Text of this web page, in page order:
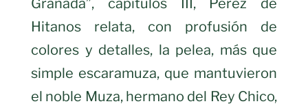
Granada”, capítulos III, Pérez de
Hitanos relata, con profusión de
colores y detalles, la pelea, más que
simple escaramuza, que mantuvieron
el noble Muza, hermano del Rey Chico,